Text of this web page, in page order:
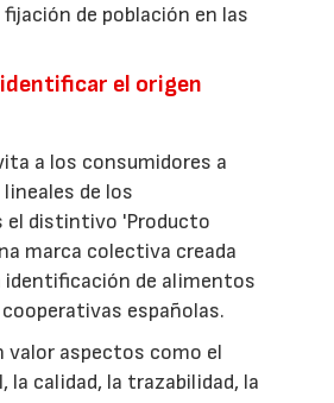
de población en las
el origen
a los consumidores a
de los
el distintivo 'Producto
marca colectiva creada
de alimentos
españolas.
valor aspectos como el
la calidad, la trazabilidad, la